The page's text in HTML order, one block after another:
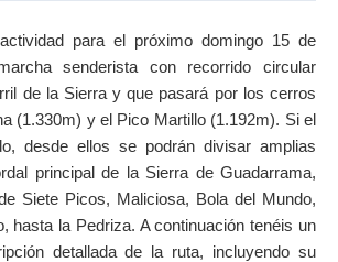
para el próximo domingo 15 de
senderista con recorrido circular
de la Sierra y que pasará por los cerros
(1.330m) y el Pico Martillo (1.192m). Si el
desde ellos se podrán divisar amplias
principal de la Sierra de Guadarrama,
Siete Picos, Maliciosa, Bola del Mundo,
hasta la Pedriza. A continuación tenéis un
detallada de la ruta, incluyendo su